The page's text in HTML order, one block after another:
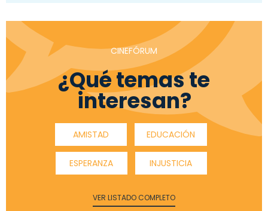
CINEFÓRUM
¿Qué temas te
interesan?
AMISTAD EDUCACIÓN
ESPERANZA INJUSTICIA
VER LISTADO COMPLETO